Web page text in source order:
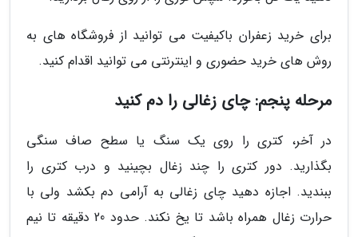
برای خرید زعفران باکیفیت می توانید از فروشگاه های به
روش های خرید حضوری و اینترنتی می توانید اقدام کنید.
مرحله پنجم: چای زغالی را دم کنید
در آخر، کتری را روی یک سنگ یا سطح صاف سنگی
بگذارید. دور کتری را چند زغال بچینید و درب کتری را
ببندید. اجازه دهید چای زغالی به آرامی دم بکشد ولی با
حرارت زغال همراه باشد تا یخ نکند. حدود 20 دقیقه تا نیم